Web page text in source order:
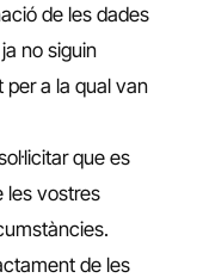
de les dades
no siguin
per a la qual van
que es
les vostres
de les